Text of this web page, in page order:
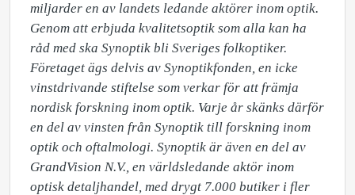
miljarder en av landets ledande aktörer inom optik.
Genom att erbjuda kvalitetsoptik som alla kan ha
råd med ska Synoptik bli Sveriges folkoptiker.
Företaget ägs delvis av Synoptikfonden, en icke
vinstdrivande stiftelse som verkar för att främja
nordisk forskning inom optik. Varje år skänks därför
en del av vinsten från Synoptik till forskning inom
optik och oftalmologi. Synoptik är även en del av
GrandVision N.V., en världsledande aktör inom
optisk detaljhandel, med drygt 7.000 butiker i fler